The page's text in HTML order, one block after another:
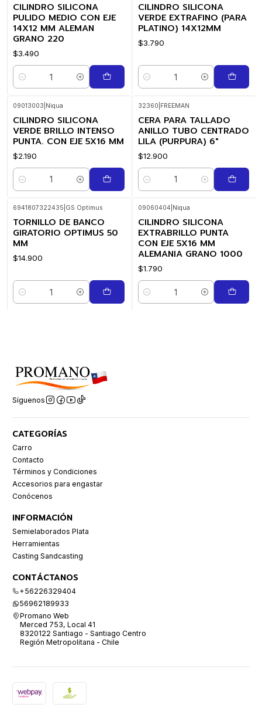
CILINDRO SILICONA
PULIDO MEDIO CON EJE
14X12 MM ALEMAN
GRANO 220
$3.490
Cantidad
CILINDRO SILICONA
VERDE EXTRAFINO (PARA
PLATINO) 14X12MM
$3.790
Cantidad
09013003 Niqua
CILINDRO SILICONA
VERDE BRILLO INTENSO
PUNTA. CON EJE 5X16 MM
$2.190
Cantidad
32360 FREEMAN
CERA PARA TALLADO
ANILLO TUBO CENTRADO
LILA (PURPURA) 6"
$12.900
Cantidad
6941807322435 GS Optimus
TORNILLO DE BANCO
GIRATORIO OPTIMUS 50
MM
$14.900
Cantidad
09060404 Niqua
CILINDRO SILICONA
EXTRABRILLO PUNTA
CON EJE 5X16 MM
ALEMANIA GRANO 1000
$1.790
Cantidad
Síguenos
CATEGORÍAS
Carro
Contacto
Términos y Condiciones
Accesorios para engastar
Conócenos
INFORMACIÓN
Semielaborados Plata
Herramientas
Casting Sandcasting
CONTÁCTANOS
+56226329404
56962189933
Promano Web
Merced 753, Local 41
8320122 Santiago - Santiago Centro
Región Metropolitana - Chile